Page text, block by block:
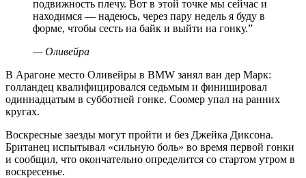
подвижность плечу. Вот в этой точке мы сейчас и
находимся — надеюсь, через пару недель я буду в
форме, чтобы сесть на байк и выйти на гонку.”
—Оливейра
В Арагоне место Оливейры в BMW занял ван дер Марк:
голландец квалифицировался седьмым и финишировал
одиннадцатым в субботней гонке. Соомер упал на ранних
кругах.
Воскресные заезды могут пройти и без Джейка Диксона.
Британец испытывал «сильную боль» во время первой гонки
и сообщил, что окончательно определится со стартом утром в
воскресенье.